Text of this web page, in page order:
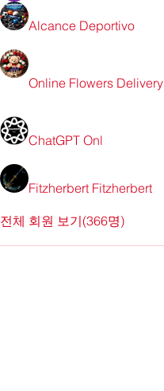
Alcance Deportivo
Online Flowers Delivery
ChatGPT Onl
Fitzherbert Fitzherbert
전체 회원 보기(366명)